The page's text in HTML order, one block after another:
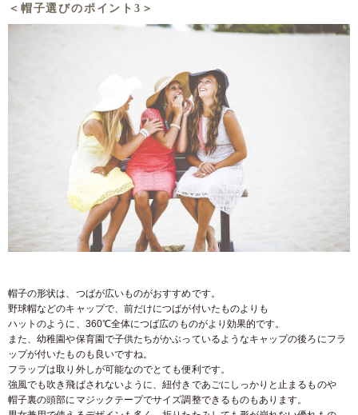
＜帽子選びのポイント3＞
帽子の形状は、つばが広いものがおすすめです。
野球帽などのキャップで、前だけにつばが付いたものよりも
ハットのように、360℃全体につば広のものがより効果的です。
また、幼稚園や保育園で子供たちがかぶっているようなキャップの後ろにフラ
ップが付いたものも良いですね。
フラップは取り外しが可能なのでとても便利です。
強風でも吹き飛ばされないように、紐付きであごにしっかりと止まるものや
帽子裏の頭部にマジックテープでサイズ調整できるものもあります。